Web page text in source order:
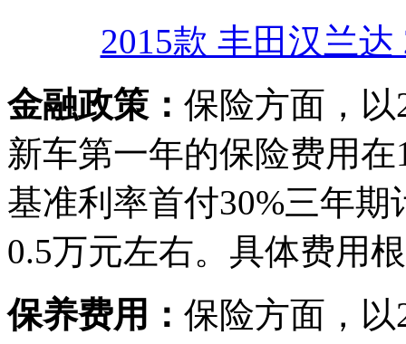
2015款 丰田汉兰
金融政策： 保险方面，
新车第一年的保险费用在
基准利率首付30%三年
0.5万元左右。具体费用
保养费用： 保险方面，